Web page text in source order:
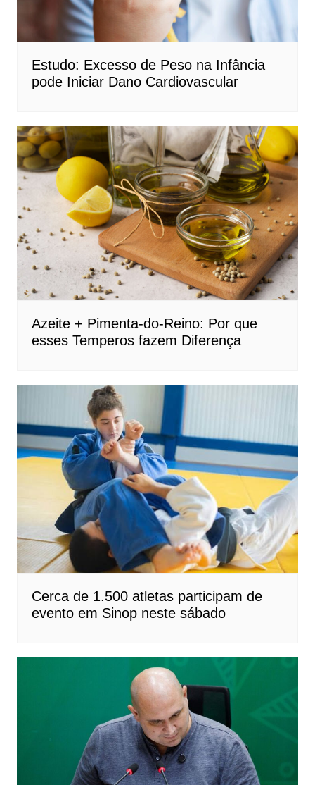
Estudo: Excesso de Peso na Infância
pode Iniciar Dano Cardiovascular
Azeite + Pimenta-do-Reino: Por que
esses Temperos fazem Diferença
Cerca de 1.500 atletas participam de
evento em Sinop neste sábado